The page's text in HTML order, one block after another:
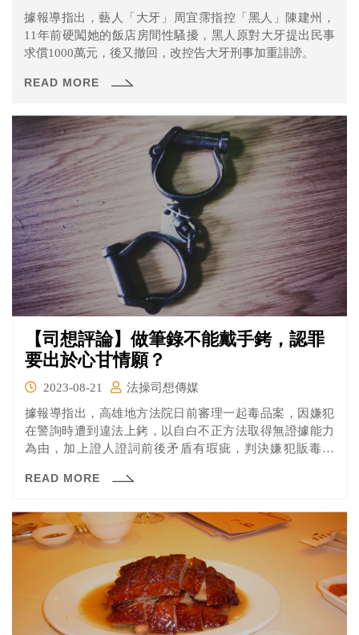
據報導指出，藝人「大牙」周宜霈指控「黑人」陳建州，
11年前硬闖她的飯店房間性騷擾，黑人原對大牙提出民事
求償1000萬元，後又撤回，改控告大牙刑事加重誹謗。
READ MORE
【司想評論】做筆錄不能戴手銬，認罪
要出於心甘情願？
2023-08-21
法操司想傳媒
據報導指出，高雄地方法院日前審理一起毒品案，因嫌犯
在警詢時遭到違法上銬，以自白不正方法取得無證據能力
為由，加上證人證詞前後矛盾有瑕疵，判決嫌犯販毒無
「現行犯不上銬，落跑你他媽的要負責嗎？」、「筆錄都
法官認為警察問的都是屁」、「真的是太屌了高雄地院法
官，以後大家抓到嫌犯問筆錄不能上銬喔，筆錄最後問警
方有無嚴刑逼供外，還要問警方有無給你上銬？真的笑死
人了」。
READ MORE